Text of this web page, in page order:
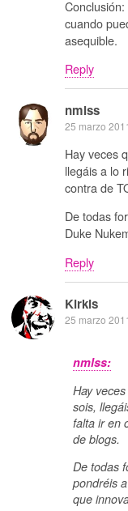
cuando
asequible.
Reply
nmlss
25 marzo 2011
Hay veces
llegáis a lo
contra de
De todas
Duke
Reply
Kirkis
25 marzo 2011
nmlss:
Hay
sois,
falta ir en
de blogs.
De todas
pondréis
que